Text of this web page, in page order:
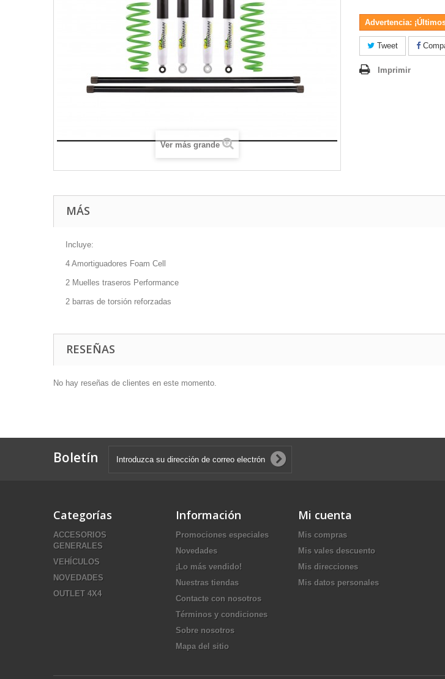
Ver más grande
Advertencia:
Tweet
Imprimir
MÁS
Incluye:
4 Amortiguadores Foam Cell
2 Muelles traseros Performance
2 barras de torsión reforzadas
RESEÑAS
No hay reseñas de clientes en este momento.
Boletín
Categorías
ACCESORIOS
GENERALES
VEHÍCULOS
NOVEDADES
OUTLET 4X4
Información
Promociones especiales
Novedades
¡Lo más vendido!
Nuestras tiendas
Contacte con nosotros
Términos y condiciones
Sobre nosotros
Mapa del sitio
Mi cuenta
Mis compras
Mis vales descuento
Mis direcciones
Mis datos personales